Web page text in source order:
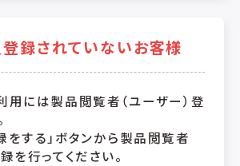
録されていないお客様
用には製品閲覧者（ユーザー）登
をする」ボタンから製品閲覧者
を行ってください。